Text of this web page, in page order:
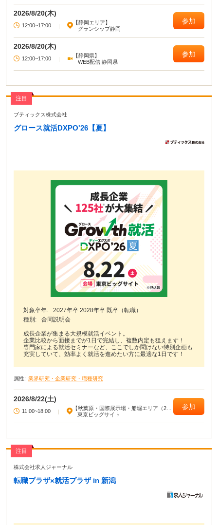
2026/8/20(木)
12:00~17:00 |
【静岡エリア】
グランシップ静岡
参加
2026/8/20(木)
12:00~17:00 |
【静岡県】
WEB配信 静岡県
参加
注目
ブティックス株式会社
グロース就活DXPO'26【夏】
対象卒年:
2027年卒 2028年卒 既卒（転職）
種別:
合同説明会
成長企業が集まる大規模就活イベント。
企業比較から面接までが1日で完結し、複数内定も狙えます！
専門家による就活セミナーなど、ここでしか聞けない特別企画も
充実していて、効率よく就活を進めたい方に最適な1日です！
属性: 業界研究・企業研究・職種研究
2026/8/22(土)
11:00~18:00 |
【秋葉原・国際展示場・船堀エリア（23
区東部）】
東京ビッグサイト
参加
注目
株式会社求人ジャーナル
転職プラザ×就活プラザ in 新潟